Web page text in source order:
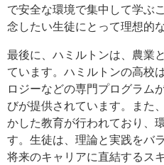
で安全な環境で集中して学ぶ
念したい生徒にとって理想的
最後に、ハミルトンは、農業
ています。ハミルトンの高校
ロジーなどの専門プログラム
びが提供されています。また
かした教育が行われており、
す。生徒は、理論と実践をバ
将来のキャリアに直結するス